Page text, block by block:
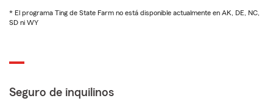
* El programa Ting de State Farm no está disponible actualmente en AK, DE, NC,
SD ni WY
Seguro de inquilinos